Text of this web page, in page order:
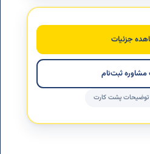
که در کنار برنامه تحصیلی یا
قرآن را به‌صورت منظم و هدفمند
پیش ببرند.
جزئیات
مشاوره ثبت‌نام
پشت کارت